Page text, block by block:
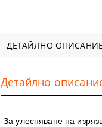
ДЕТАЙЛНО ОПИСАНИЕ
Детайлно
За улесняване на